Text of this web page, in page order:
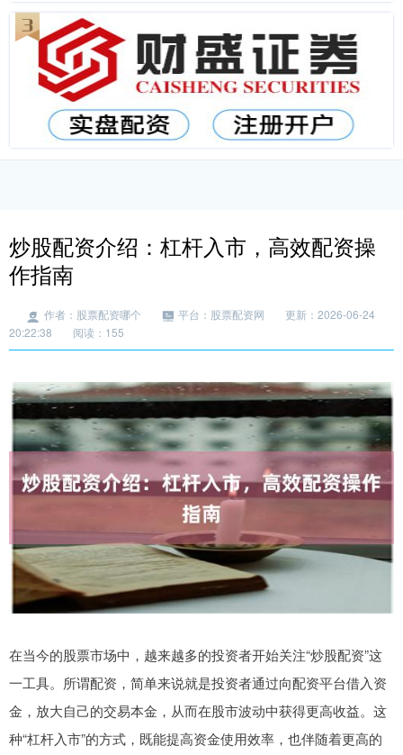
炒股配资介绍：杠杆入市，高效配资操
作指南
作者：股票配资哪个 平台：股票配资网
更新：2026-06-24
20:22:38
阅读：155
在当今的股票市场中，越来越多的投资者开始关注“炒股配资”这
一工具。所谓配资，简单来说就是投资者通过向配资平台借入资
金，放大自己的交易本金，从而在股市波动中获得更高收益。这
种“杠杆入市”的方式，既能提高资金使用效率，也伴随着更高的